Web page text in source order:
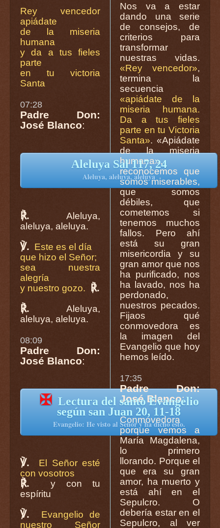
Rey vencedor
apiádate
de la miseria
humana
y da a tus fieles
parte
en tu victoria
Santa
07:28
Padre Don:
José Blanco:
Aleluya Sal 117, 24
Aleluya, aleluya, aleluya
℟.
Aleluya,
aleluya, aleluya.
℣. Este es el día
que hizo el Señor;
sea nuestra
alegría
y nuestro gozo.
℟.
℟.
Aleluya,
aleluya, aleluya.
08:09
Padre Don:
José Blanco:
✠ Lectura del santo Evangelio
según san Juan 20, 11-18
Evangelio: He visto al Señor y ha dicho esto.
℣.
El Señor esté
con vosotros
℟.
y con tu
espíritu
℣.
Evangelio de
nuestro Señor
Nos va a estar
dando una serie
de consejos, de
criterios para
transformar
nuestras vidas.
«Rey vencedor»,
termina la
secuencia
«apiádate de la
miseria humana.
Da a tus fieles
parte en tu Victoria
Santa». «Apiádate
de la miseria
humana»,
reconocemos que
somos miserables,
que somos
débiles, que
cometemos si
tenemos muchos
fallos. Pero ahí
está su gran
misericordia y su
gran amor que nos
ha purificado, nos
ha lavado, nos ha
perdonado,
nuestros pecados.
Fijaos qué
conmovedora es
la imagen del
Evangelio que hoy
hemos leído.
17:35
Padre Don:
José Blanco:
Conmovedora
porque vemos a
María Magdalena,
lo primero
llorando. Porque el
que era su gran
amor, ha muerto y
está ahí en el
Sepulcro. O
debería estar en el
Sepulcro, al ver